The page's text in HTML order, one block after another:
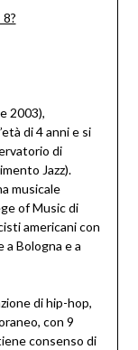
2003),
di 4 anni e si
di
Jazz).
musicale
of Music di
americani con
Bologna e a
di hip-hop,
con 9
consenso di